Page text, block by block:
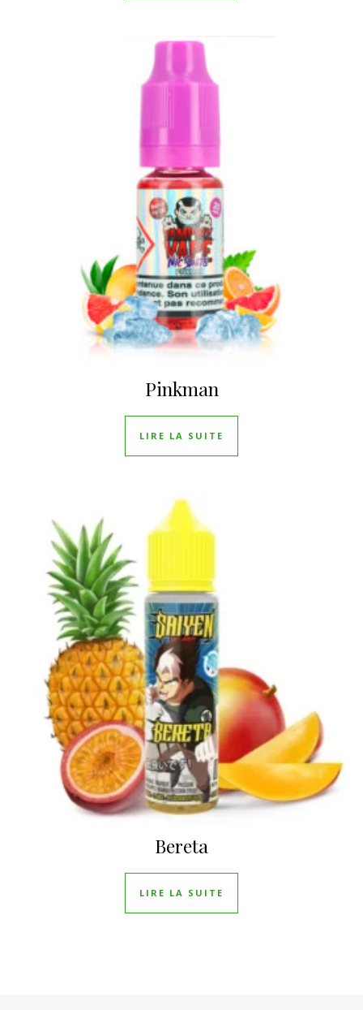
Pinkman
LIRE LA SUITE
Bereta
LIRE LA SUITE